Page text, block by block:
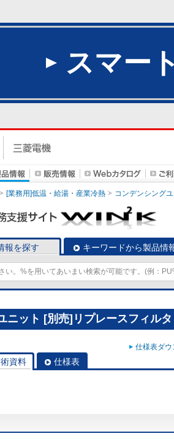
スマー
[業務用]低温・給湯・産業冷熱 コンデンシング
報を探す キーワードから製品情
ニット [別売]リプレースフィル
仕様表ダ
資料 仕様表